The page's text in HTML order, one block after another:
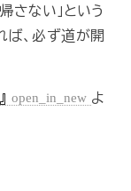
さない」という
ば、必ず道が開
open_in_new よ